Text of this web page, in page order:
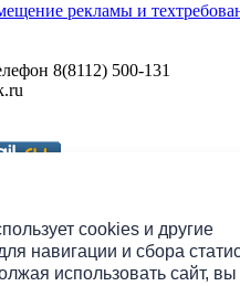
cookies и другие
навигации и сбора
использовать сайт, вы
рекламы и
8(8112) 500-131